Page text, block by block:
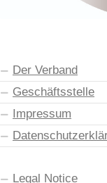
Der Verband
Geschäftsstelle
Impressum
Legal Notice